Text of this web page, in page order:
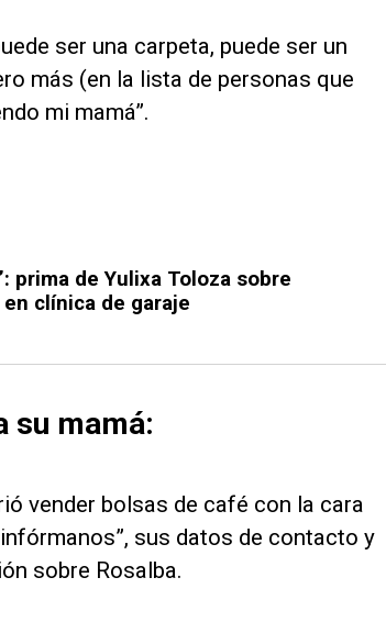
ser una carpeta, puede ser un
más (en la lista de personas que
mi mamá”.
prima de Yulixa Toloza sobre
clínica de garaje
su mamá:
vender bolsas de café con la cara
sus datos de contacto y
sobre Rosalba.